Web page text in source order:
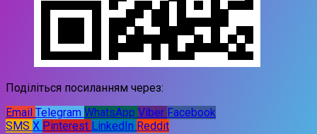
Поділіться посиланням через:
Email Telegram WhatsApp Viber Facebook
SMS X Pinterest LinkedIn Reddit